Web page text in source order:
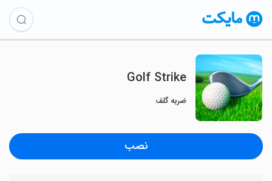
Golf Strike
ضربه گلف
نصب